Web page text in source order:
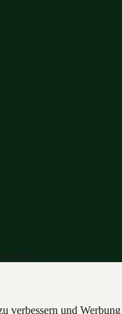
verbessern und